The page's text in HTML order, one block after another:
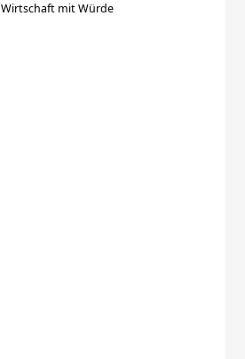
Wirtschaft mit Würde